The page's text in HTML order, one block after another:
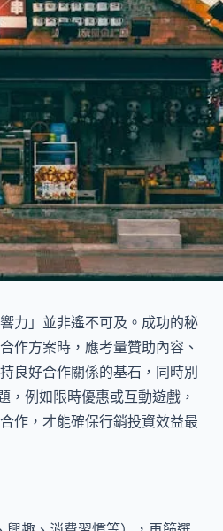
力」並非遙不可及。成功的秘
作方案時，應考量贊助內容、
良好合作關係的基石，同時別
例如限時優惠或互動遊戲，
作，才能確保行銷投資效益最